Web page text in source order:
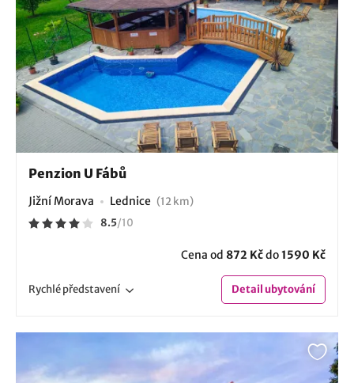
Penzion U Fábů
Jižní Morava Lednice (12 km)
8.5/10
Cena od 872 Kčdo1590 Kč
Rychlépředstavení Detailubytování